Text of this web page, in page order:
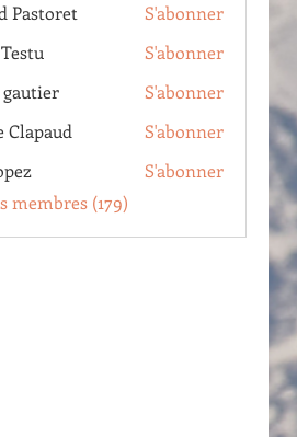
Pastoret S'abonner
S'abonner
gautier S'abonner
Clapaud S'abonner
S'abonner
membres (179)